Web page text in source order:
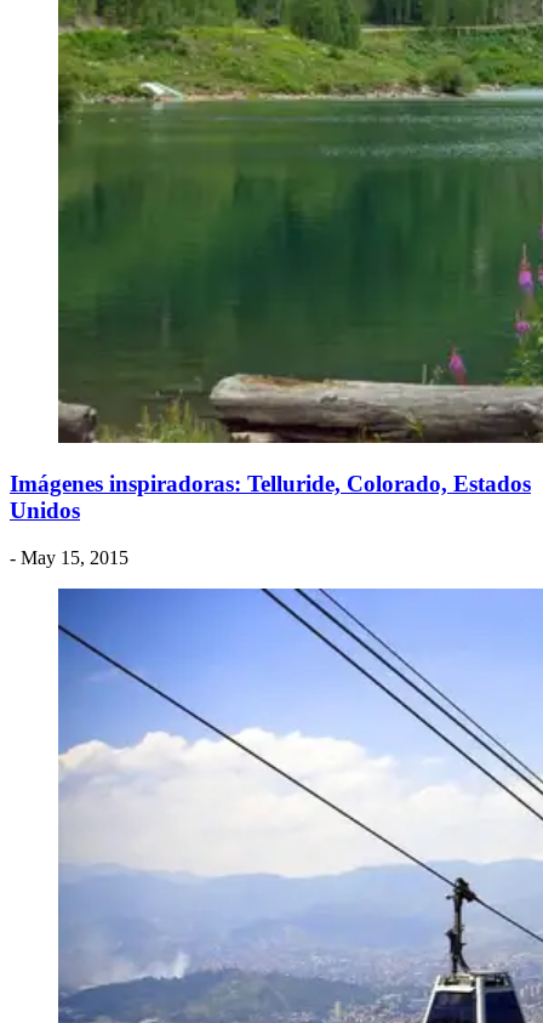
Imágenes inspiradoras: Telluride, Colorado, Estados
Unidos
- May 15, 2015